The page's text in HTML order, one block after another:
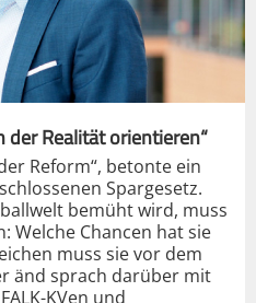
Realität orientieren“
Reform“, betonte ein
Spargesetz.
bemüht wird, muss
Welche Chancen hat sie
muss sie vor dem
änd sprach darüber mit
KVen und